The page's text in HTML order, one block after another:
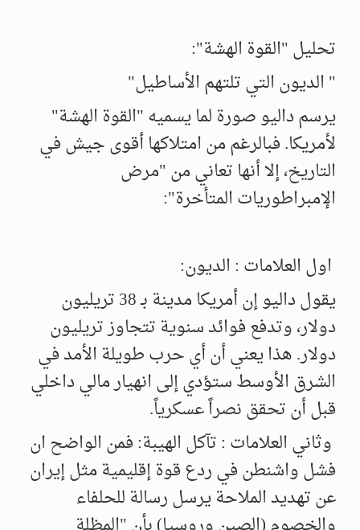
تحليل "القوة الهشة":
" الديون التي تلتهم الأساطيل"
يرسم داليو صورة لما يسميه "القوة الهشة"
لأمريكا. فبالرغم من امتلاكها أقوى جيش في
التاريخ، إلا أنها تعاني من "مرض
الإمبراطوريات المتأخرة":
اول العلامات : الديون:
يقول داليو إن أمريكا مدينة بـ 38 تريليون
دولار، وتدفع فوائد سنوية تتجاوز تريليون
دولار. هذا يعني أن أي حرب طويلة الأمد في
الشرق الأوسط ستؤدي إلى انهيار مالي داخلي
قبل أن تحقق نصراً عسكرياً.
وثاني العلامات : تآكل الهيبة: فمن الواضح ان
فشل واشنطن في ردع قوة إقليمية مثل إيران
عن تهديد الملاحة يرسل رسالة للحلفاء